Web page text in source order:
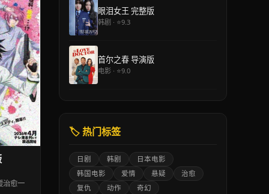
治愈一
眼泪女王 完整版
韩剧 · ⭐9.3
首尔之春 导演版
电影 · ⭐9.0
🏷️ 热门标签
日剧 韩剧
日本电影
韩国电影
爱情 悬疑
治愈
复仇
动作 奇幻